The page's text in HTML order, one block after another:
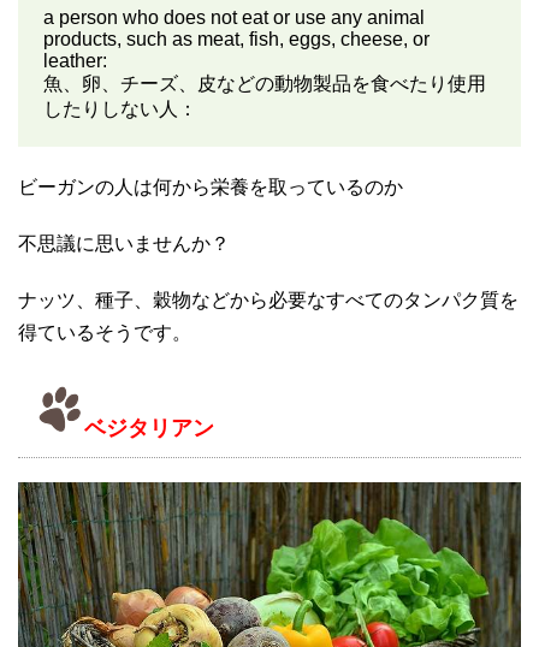
a person who does not eat or use any animal
products, such as meat, fish, eggs, cheese, or
leather:
魚、卵、チーズ、皮などの動物製品を食べたり使用
したりしない人：
ビーガンの人は何から栄養を取っているのか
不思議に思いませんか？
ナッツ、種子、穀物などから必要なすべてのタンパク質を
得ているそうです。
ベジタリアン